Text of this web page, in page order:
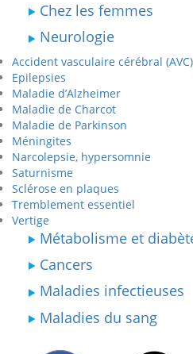
Chez les femmes
Neurologie
Accident vasculaire cérébral (AVC)
Epilepsies
Maladie d’Alzheimer
Maladie de Charcot
Maladie de Parkinson
Méningites
Narcolepsie, hypersomnie
Saturnisme
Sclérose en plaques
Tremblement essentiel
Vertige
Métabolisme et
Cancers
Maladies infectieuses
Maladies du sang